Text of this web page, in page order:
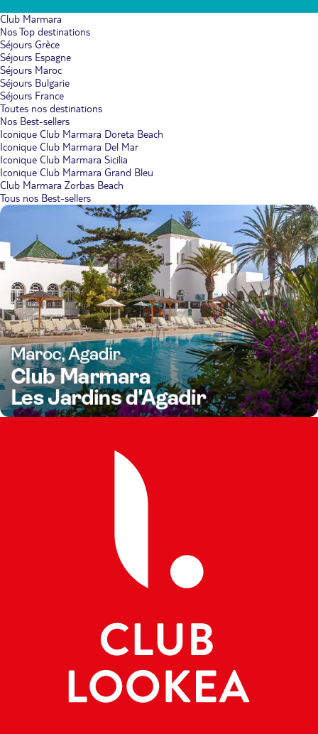
Club Marmara
Nos Top destinations
Séjours Grèce
Séjours Espagne
Séjours Maroc
Séjours Bulgarie
Séjours France
Toutes nos destinations
Nos Best-sellers
Iconique Club Marmara Doreta Beach
Iconique Club Marmara Del Mar
Iconique Club Marmara Sicilia
Iconique Club Marmara Grand Bleu
Club Marmara Zorbas Beach
Tous nos Best-sellers